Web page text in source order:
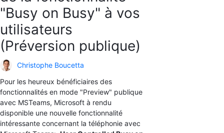
"Busy on Busy" à vos
utilisateurs
(Préversion publique)
Christophe Boucetta
Pour les heureux bénéficiaires des
fonctionnalités en mode "Preview" publique
avec MSTeams, Microsoft à rendu
disponible une nouvelle fonctionnalité
intéressante concernant la téléphonie avec